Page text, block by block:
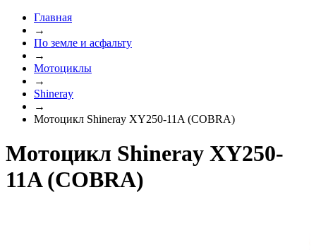
Главная
→
По земле и асфальту
→
Мотоциклы
→
Shineray
→
Мотоцикл Shineray XY250-11A (COBRA)
Мотоцикл Shineray XY250-
11A (COBRA)